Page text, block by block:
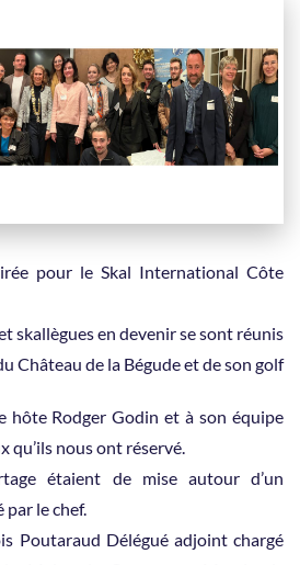
pour le Skal International Côte
skallègues en devenir se sont réunis
Château de la Bégude et de son golf
hôte Rodger Godin et à son équipe
qu’ils nous ont réservé.
étaient de mise autour d’un
le chef.
Poutaraud Délégué adjoint chargé